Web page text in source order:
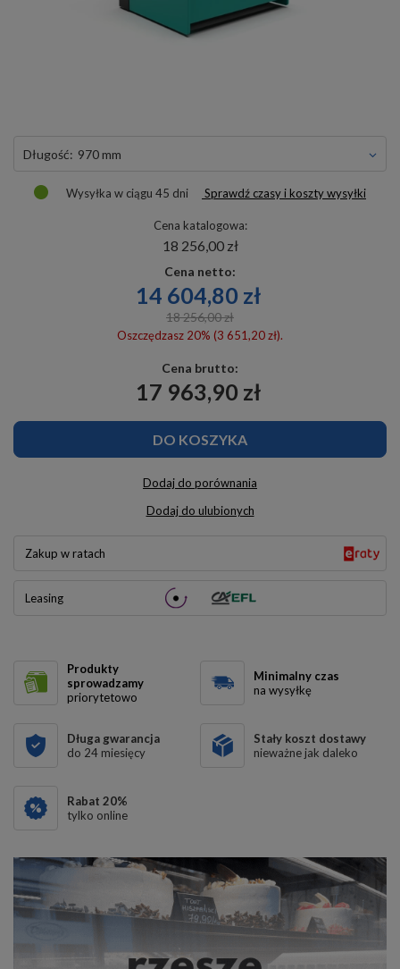
długość: 970 mm
Wysyłka w ciągu 45 dni Sprawdź czasy i koszty wysyłki
Cena katalogowa:
18 256,00 zł
Cena netto:
14 604,80 zł
18 256,00 zł
Oszczędzasz 20% (3 651,20 zł).
Cena brutto:
17 963,90 zł
DO KOSZYKA
Dodaj do porównania
Dodaj do ulubionych
Zakup w ratach
Leasing
Produkty
sprowadzamy
priorytetowo
Minimalny czas
na wysyłkę
Długa gwarancja
do 24 miesięcy
Stały koszt dostawy
nieważne jak daleko
Rabat 20%
tylko online